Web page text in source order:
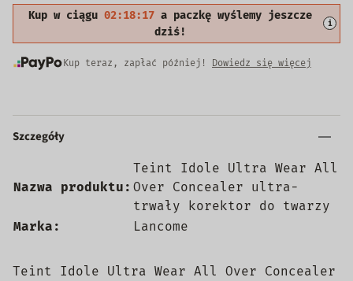
Kup w ciągu 02:18:16a paczkę wyślemy jeszcze
dziś!
i
Kup teraz, zapłać później! Dowiedz się więcej
Szczegóły
Nazwa produktu:
Teint Idole Ultra Wear All
Over Concealer ultra-
trwały korektor do twarzy
Marka:
Lancome
Teint Idole Ultra Wear All Over Concealer